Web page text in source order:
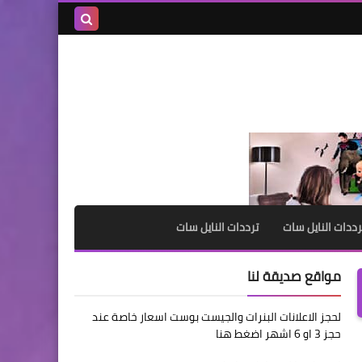
النايل سات ترددات النايل سات
مواقع صديقة لنا
لحجز الاعلانات البنرات والجيست بوست اسعار خاصة عند
حجز 3 او 6 اشهر اضغط هنا